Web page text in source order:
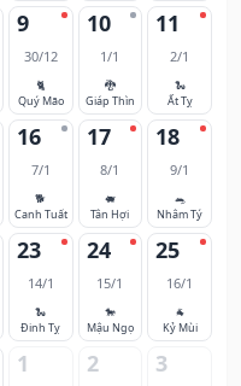
9
30/12
🐈
Quý Mão
10
1/1
🐉
Giáp Thìn
11
2/1
🐍
Ất Tỵ
16
7/1
🐕
Canh Tuất
17
8/1
🐖
Tân Hợi
18
9/1
🐀
Nhâm Tý
23
14/1
🐍
Đinh Tỵ
24
15/1
🐎
Mậu Ngọ
25
16/1
🐐
Kỷ Mùi
1 2 3